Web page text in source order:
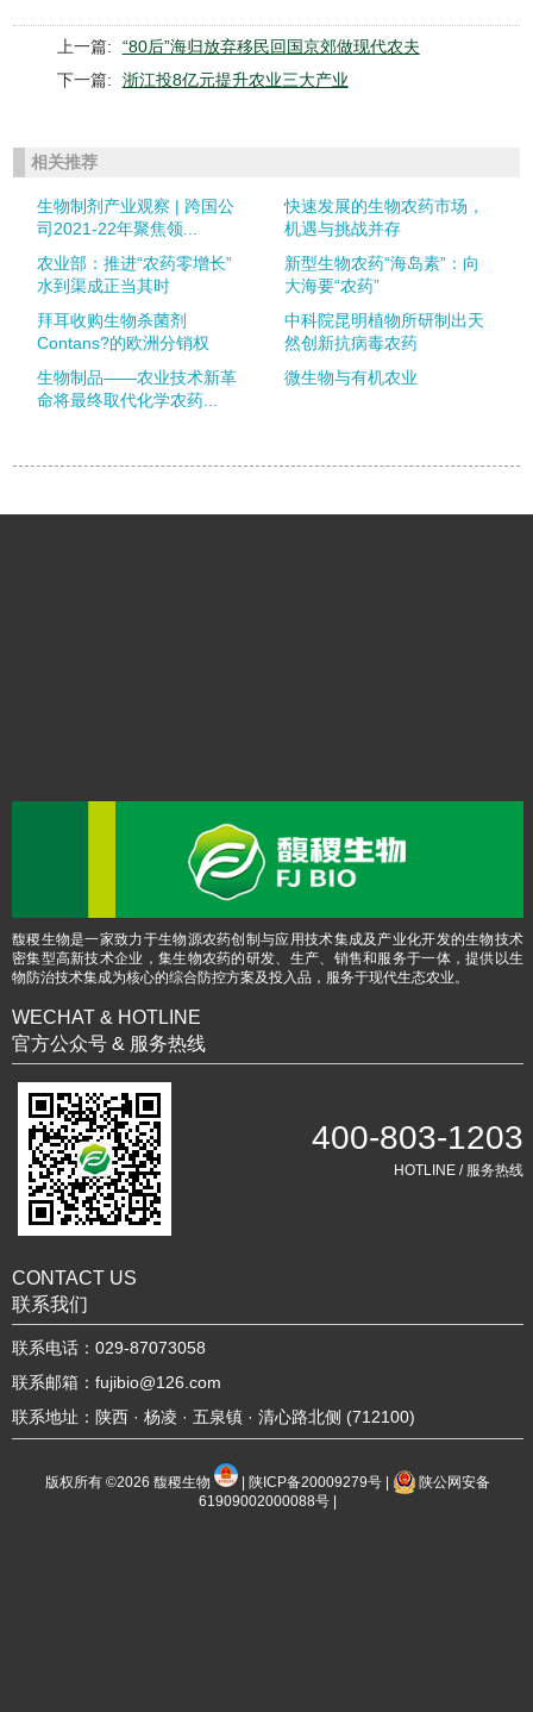
上一篇:
“80后”海归放弃移民回国京郊做现代农夫
下一篇:
浙江投8亿元提升农业三大产业
相关推荐
生物制剂产业观察 | 跨国公
司2021-22年聚焦领...
快速发展的生物农药市场，
机遇与挑战并存
农业部：推进“农药零增长”
水到渠成正当其时
新型生物农药“海岛素”：向
大海要“农药”
拜耳收购生物杀菌剂
Contans?的欧洲分销权
中科院昆明植物所研制出天
然创新抗病毒农药
生物制品——农业技术新革
命将最终取代化学农药...
微生物与有机农业
馥稷生物是一家致力于生物源农药创制与应用技术集成及产业化开发的生物技术
密集型高新技术企业，集生物农药的研发、生产、销售和服务于一体，提供以生
物防治技术集成为核心的综合防控方案及投入品，服务于现代生态农业。
WECHAT & HOTLINE
官方公众号 & 服务热线
400-803-1203
HOTLINE / 服务热线
CONTACT US
联系我们
联系电话：029-87073058
联系邮箱：fujibio@126.com
联系地址：陕西 · 杨凌 · 五泉镇 · 清心路北侧 (712100)
版权所有 ©2026馥稷生物 陕ICP备20009279号
陕公网安备
61909002000088号